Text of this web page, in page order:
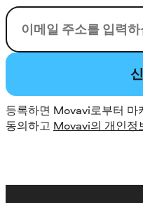
이메일
등록하면 Movavi로부터 마
동의하고 Movavi의 개인정